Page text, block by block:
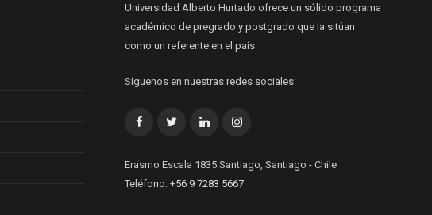
Universidad Alberto Hurtado ofrece un sólido programa
académico de pregrado y postgrado que la sitúan
como un referente en el país.
Síguenos en nuestras redes sociales:
FacebookTwitterLinkedInInstagram
Erasmo Escala 1835 Santiago, Santiago - Chile
Teléfono: +56 9 7283 5667